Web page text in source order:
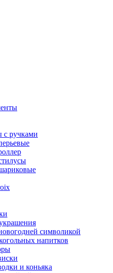
с ручками
символикой
напитков
и коньяка